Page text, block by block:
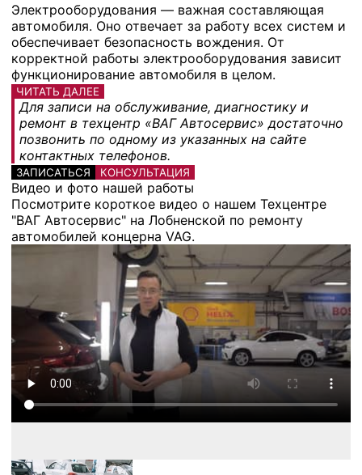
Электрооборудования — важная составляющая
автомобиля. Оно отвечает за работу всех систем и
обеспечивает безопасность вождения. От
корректной работы электрооборудования зависит
функционирование автомобиля в целом.
ЧИТАТЬ ДАЛЕЕ
Для записи на обслуживание, диагностику и
ремонт в техцентр «ВАГ Автосервис» достаточно
позвонить по одному из указанных на сайте
контактных телефонов.
ЗАПИСАТЬСЯ КОНСУЛЬТАЦИЯ
Видео и фото нашей работы
Посмотрите короткое видео о нашем Техцентре
"ВАГ Автосервис" на Лобненской по ремонту
автомобилей концерна VAG.